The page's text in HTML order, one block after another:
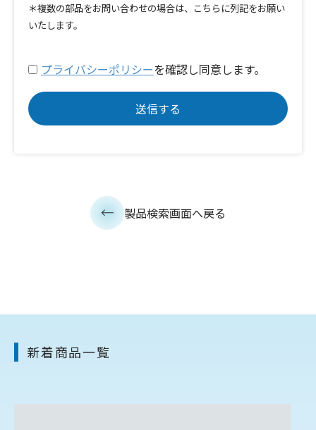
＊複数の部品をお問い合わせの場合は、こちらに列記をお願い
いたします。
プライバシーポリシーを確認し同意します。
製品検索画面へ戻る
新着商品一覧